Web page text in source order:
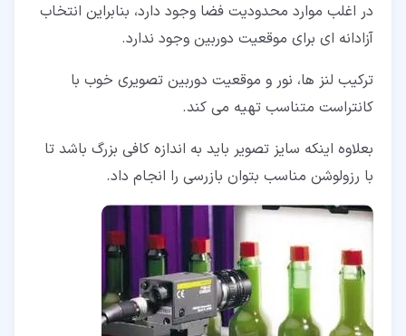
در اغلب موارد محدودیت فضا وجود دارد، بنابراین انتخاب
آزادانه ای برای موقعیت دوربین وجود ندارد.
ترکیب لنز ها، نور و موقعیت دوربین تصویری خوب با
کانتراست متناسب تهیه می کند.
بعلاوه اینکه سایز تصویر باید به اندازه کافی بزرگ باشد تا
با رزولوشن مناسب بتوان بازرسی را انجام داد.